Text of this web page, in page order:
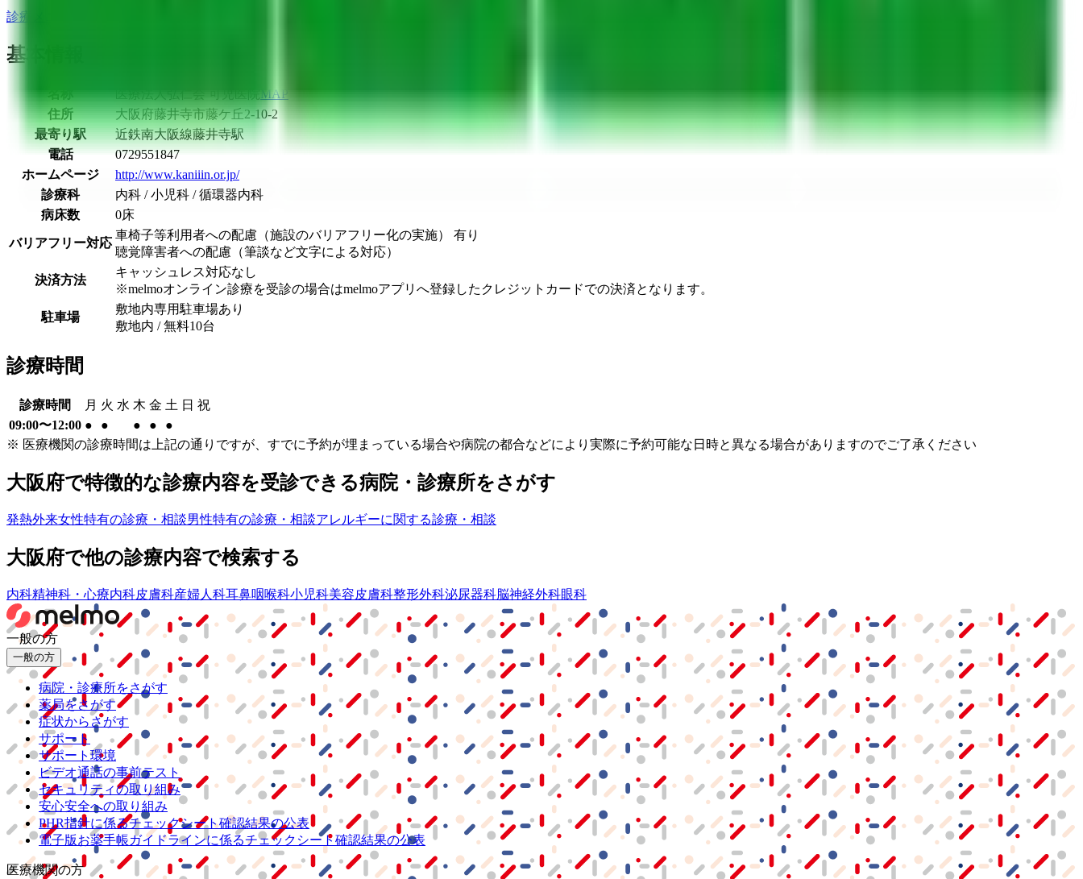
診療メニュー一覧へ
基本情報
名称 医療法人弘仁会 可児医院MAP
住所
大阪府藤井寺市藤ケ丘2-10-2
最寄り駅
近鉄南大阪線藤井寺駅
電話
0729551847
ホームページ
http://www.kaniiin.or.jp/
診療科
内科 / 小児科 / 循環器内科
病床数
0床
バリアフリー対応
車椅子等利用者への配慮（施設のバリアフリー化の実施） 有り
聴覚障害者への配慮（筆談など文字による対応）
決済方法
キャッシュレス対応なし
※melmoオンライン診療を受診の場合はmelmoアプリへ登録したクレジットカードでの決済となります。
駐車場
敷地内専用駐車場あり
敷地内 / 無料10台
診療時間
診療時間 月 火 水 木 金 土 日 祝
09:00〜12:00 ● ● ● ●
●
※ 医療機関の診療時間は上記の通りですが、すでに予約が埋まっている場合や病院の都合などにより実際に予約可能な日時と異なる場合がありますのでご了承ください
大阪府で特徴的な診療内容を受診できる病院・診療所をさがす
発熱外来女性特有の診療・相談男性特有の診療・相談アレルギーに関する診療・相談
大阪府で他の診療内容で検索する
内科精神科・心療内科皮膚科産婦人科耳鼻咽喉科小児科美容皮膚科整形外科泌尿器科脳神経外科眼科
一般の方
一般の方
病院・診療所をさがす
薬局をさがす
症状からさがす
サポート
サポート環境
ビデオ通話の事前テスト
セキュリティの取り組み
安心安全への取り組み
PHR指針に係るチェックシート確認結果の公表
電子版お薬手帳ガイドラインに係るチェックシート確認結果の公表
医療機関の方